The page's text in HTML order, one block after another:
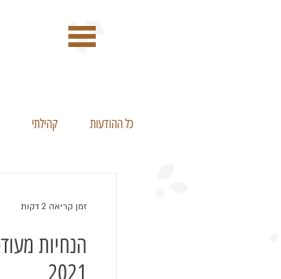
כל ההודעות קהילתי
2021
זמן קריאה 2 דקות